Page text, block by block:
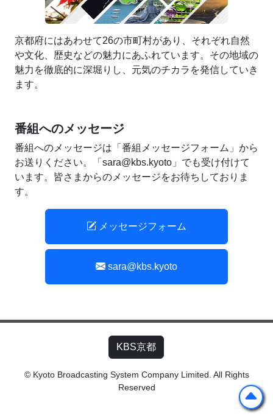
京都府にはあわせて26の市町村があり、それぞれ自然
や文化、歴史などの魅力にあふれています。その地域の
魅力を徹底的に深堀りし、元気のチカラを発信していき
ます。
番組へのメッセージ
番組へのメッセージは「番組メッセージフォーム」から
お送りください。「sara@kbs.kyoto」でも受け付けて
います。皆さまからのメッセージをお待ちしておりま
す。
メッセージフォーム
sara@kbs.kyoto
KBS京都
© Kyoto Broadcasting System Company Limited. All Rights
Reserved